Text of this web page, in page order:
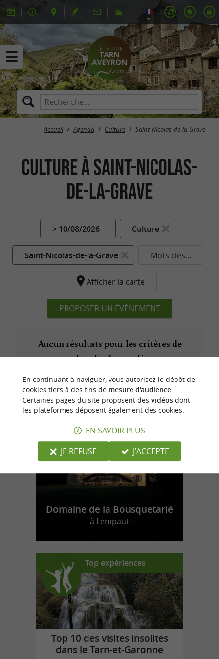
Accueil Agenda Culture Saint-Nicolas-de-la-Grave
Culture à Saint-Nicolas-
de-la-Grave
> 10/08/2026 Culture
Saint-Nicolas-de-la-Grave Mots clés...
Afficher la carte
PROPOSER UN ÉVÈNEMENT
Aucun résultats pour les critères de
recherche demandés...
n
o
t
r
e
c
o
u
p
d
e
c
o
e
u
r
Domaine de la Bousquetarié
à Lempaut
Top expériences
Top 10 des visites insolites
dans le Tarn-et-Garonne
En continuant à naviguer, vous autorisez le dépôt de
cookies tiers à des fins de mesure d'audience.
Certaines pages du site proposent des vidéosdont
les plateformes déposent également des cookies.
EN SAVOIR PLUS
JE REFUSE
J'ACCEPTE